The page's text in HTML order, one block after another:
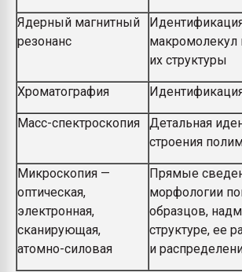
Ядерный магнитный
резонанс
макромолекул
их структуры
Хроматография
Масс-спектроскопия
Детальная
строения
Микроскопия —
оптическая,
электронная,
сканирующая,
атомно-силовая
Прямые
морфологии
образцов,
структуре, ее
и